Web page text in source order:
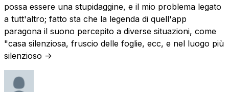
possa essere una stupidaggine, e il mio problema legato
a tutt'altro; fatto sta che la legenda di quell'app
paragona il suono percepito a diverse situazioni, come
"casa silenziosa, fruscio delle foglie, ecc, e nel luogo più
silenzioso ->